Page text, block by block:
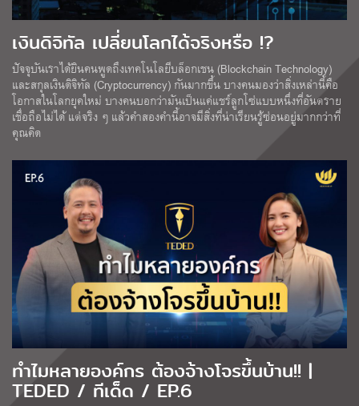
เงินดิจิทัล เปลี่ยนโลกได้จริงหรือ !?
ปัจจุบันเราได้ยินคนพูดถึงเทคโนโลยีบล็อกเชน (Blockchain Technology)
และสกุลเงินดิจิทัล (Cryptocurrency) กันมากขึ้น บางคนมองว่าสิ่งเหล่านี้คือ
โอกาสในโลกยุคใหม่ บางคนบอกว่ามันเป็นแค่แชร์ลูกโซ่แบบหนึ่งที่อันตราย
เชื่อถือไม่ได้ แต่จริง ๆ แล้วคำสองคำนี้อาจมีสิ่งที่น่าเรียนรู้ซ่อนอยู่มากกว่าที่
คุณคิด
ทำไมหลายองค์กร ต้องจ้างโจรขึ้นบ้าน!! |
TEDED / ทีเด็ด / EP.6